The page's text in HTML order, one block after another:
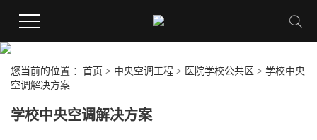
您当前的位置 ： 首页 > 中央空调工程 > 医院学校公共区 > 学校中央
空调解决方案
学校中央空调解决方案